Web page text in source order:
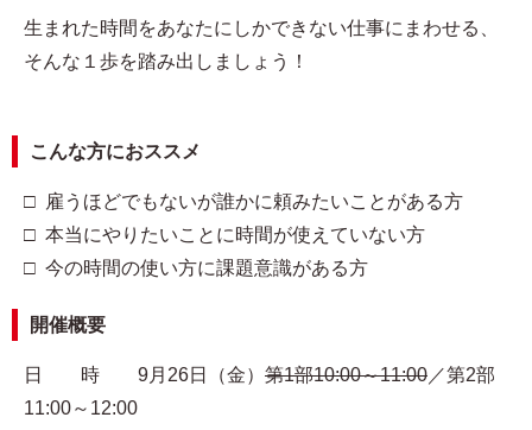
生まれた時間をあなたにしかできない仕事にまわせる、
そんな１歩を踏み出しましょう！
こんな方におススメ
□ 雇うほどでもないが誰かに頼みたいことがある方
□ 本当にやりたいことに時間が使えていない方
□ 今の時間の使い方に課題意識がある方
開催概要
日 時 9月26日（金） 第1部10:00～11:00 ／第2部
11:00～12:00